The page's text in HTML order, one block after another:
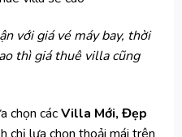
với giá vé máy bay, thời
thì giá thuê villa cũng
chọn cácVilla Mới, Đẹp